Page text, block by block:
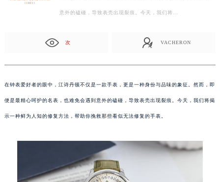
意外的磕碰，导致表壳出现裂痕。今天，我们将…
次 VACHERON
在钟表爱好者的眼中，江诗丹顿不仅是一款手表，更是一种身份与品味的象征。然而，即
便是最精心呵护的名表，也难免会遇到意外的磕碰，导致表壳出现裂痕。今天，我们将揭
示一种鲜为人知的修复方法，帮助你挽救那些看似无法修复的手表。